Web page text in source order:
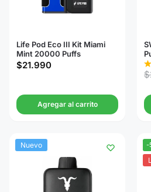
Life Pod Eco III Kit Miami
Mint 20000 Puffs
$21.990
Agregar al carrito
$
Nuevo -